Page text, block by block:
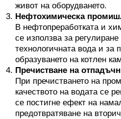
живот на оборудването.
Нефтохимическа
В нефтопреработката и
се използва за
технологичната вода и за
образуването на котлен
Пречистване на
При пречистването на
качеството на водата се
се постигне ефект на
предотвратяване на